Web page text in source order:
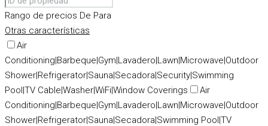
Rango de precios De Para
Otras características
Air
Conditioning|Barbeque|Gym|Lavadero|Lawn|Microwave|Outdoor
Shower|Refrigerator|Sauna|Secadora|Security|Swimming
Pool|TV Cable|Washer|WiFi|Window Coverings
Air
Conditioning|Barbeque|Gym|Lavadero|Lawn|Microwave|Outdoor
Shower|Refrigerator|Sauna|Secadora|Swimming Pool|TV